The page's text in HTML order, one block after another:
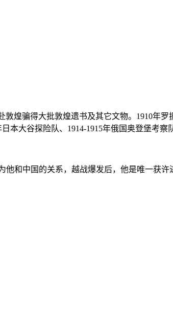
煌骗得大批敦煌遗书及其它文物。1910年罗
大谷探险队、1914-1915年俄国奥登堡考察
他和中国的关系，越战爆发后，他是唯一获